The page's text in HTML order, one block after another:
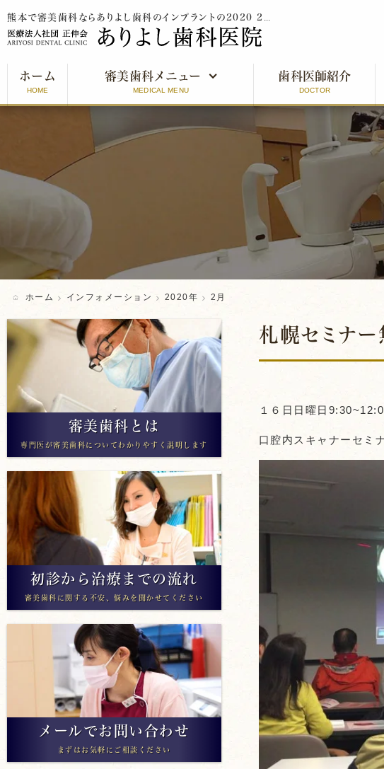
ホーム
HOME
審美歯科メニュー
MEDICAL MENU
審美歯科とは
ホワイトニング
口元美人
アライナー矯正
歯科医師紹介
DOCTOR
ホーム インフォメーション 2020年 2月
札幌セミナー
１６日日曜日
口腔内スキャナーセミ
審美歯科とは
専門医が審美歯科についてわかりやすく説明します
初診から治療までの流れ
審美歯科に関する不安、悩みを聞かせてください
メールでお問い合わせ
まずはお気軽にご相談ください